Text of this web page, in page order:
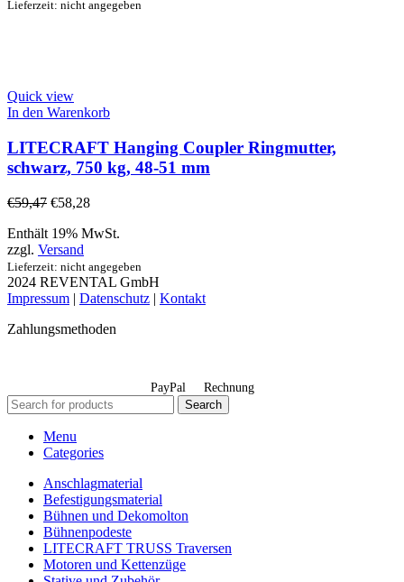
Lieferzeit: nicht angegeben
Quick view
In den Warenkorb
LITECRAFT Hanging Coupler Ringmutter,
schwarz, 750 kg, 48-51 mm
€59,47 €58,28
Enthält 19% MwSt.
zzgl. Versand
Lieferzeit: nicht angegeben
2024 REVENTAL GmbH
Impressum | Datenschutz | Kontakt
Zahlungsmethoden
PayPal Rechnung
Search
Menu
Categories
Anschlagmaterial
Befestigungsmaterial
Bühnen und Dekomolton
Bühnenpodeste
LITECRAFT TRUSS Traversen
Motoren und Kettenzüge